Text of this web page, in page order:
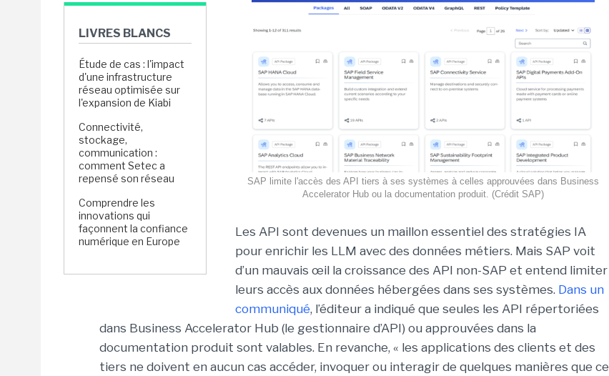
LIVRES BLANCS
Étude de cas : l'impact
d'une infrastructure
réseau optimisée sur
l'expansion de Kiabi
Connectivité,
stockage,
communication :
comment Setec a
repensé son réseau
Comprendre les
innovations qui
façonnent la confiance
numérique en Europe
SAP limite l'accès des API tiers à ses systèmes à celles approuvées dans Business
Accelerator Hub ou la documentation produit. (Crédit SAP)
Les API sont devenues un maillon essentiel des stratégies IA
pour enrichir les LLM avec des données métiers. Mais SAP voit
d’un mauvais œil la croissance des API non-SAP et entend limiter
leurs accès aux données hébergées dans ses systèmes. Dans un
communiqué, l’éditeur a indiqué que seules les API répertoriées
dans Business Accelerator Hub (le gestionnaire d’API) ou approuvées dans la
documentation produit sont valables. En revanche, « les applications des clients et des
tiers ne doivent en aucun cas accéder, invoquer ou interagir de quelques manières que ce